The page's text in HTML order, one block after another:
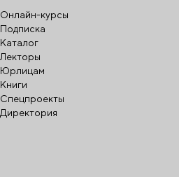
Онлайн-курсы
Подписка
Каталог
Лекторы
Юрлицам
Книги
Спецпроекты
Директория